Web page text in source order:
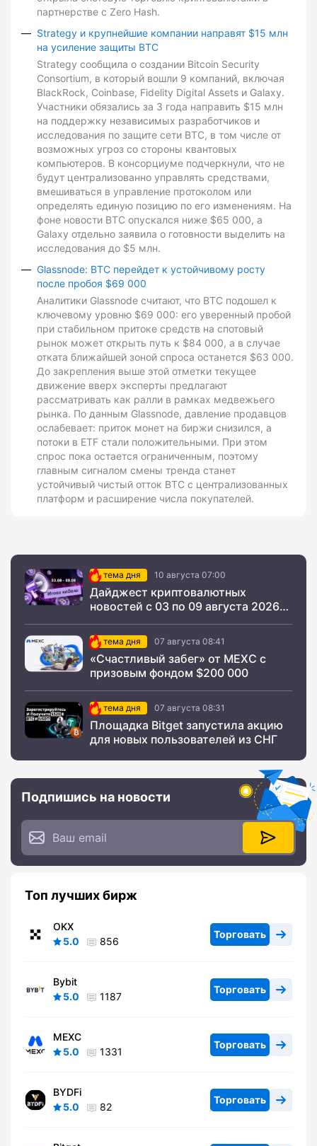
партнерстве с Zero Hash.
Strategy и крупнейшие компании направят $15 млн
на усиление защиты BTC
Strategy сообщила о создании Bitcoin Security
Consortium, в который вошли 9 компаний, включая
BlackRock, Coinbase, Fidelity Digital Assets и Galaxy.
Участники обязались за 3 года направить $15 млн
на поддержку независимых разработчиков и
исследования по защите сети BTC, в том числе от
возможных угроз со стороны квантовых
компьютеров. В консорциуме подчеркнули, что не
будут централизованно управлять средствами,
вмешиваться в управление протоколом или
определять единую позицию по его изменениям. На
фоне новости BTC опускался ниже $65 000, а
Galaxy отдельно заявила о готовности выделить на
исследования до $5 млн.
Glassnode: BTC перейдет к устойчивому росту
после пробоя $69 000
Аналитики Glassnode считают, что BTC подошел к
ключевому уровню $69 000: его уверенный пробой
при стабильном притоке средств на спотовый
рынок может открыть путь к $84 000, а в случае
отката ближайшей зоной спроса останется $63 000.
До закрепления выше этой отметки текущее
движение вверх эксперты предлагают
рассматривать как ралли в рамках медвежьего
рынка. По данным Glassnode, давление продавцов
ослабевает: приток монет на биржи снизился, а
потоки в ETF стали положительными. При этом
спрос пока остается ограниченным, поэтому
главным сигналом смены тренда станет
устойчивый чистый отток BTC с централизованных
платформ и расширение числа покупателей.
тема дня 10 августа 07:00
Дайджест криптовалютных
новостей с 03 по 09 августа 2026
года
тема дня 07 августа 08:41
«Счастливый забег» от MEXC с
призовым фондом $200 000
тема дня 07 августа 08:31
Площадка Bitget запустила акцию
для новых пользователей из СНГ
Подпишись на новости
Топ лучших бирж
OKX
5.0
856
Торговать
Bybit
5.0
1187
Торговать
MEXC
5.0
1331
Торговать
BYDFi
5.0
82
Торговать